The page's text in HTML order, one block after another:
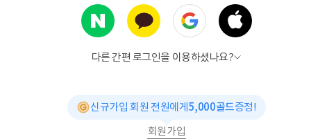
다른 간편 로그인을 이용하셨나요?
신규가입 회원 전원에게5,000골드증정!
회원가입